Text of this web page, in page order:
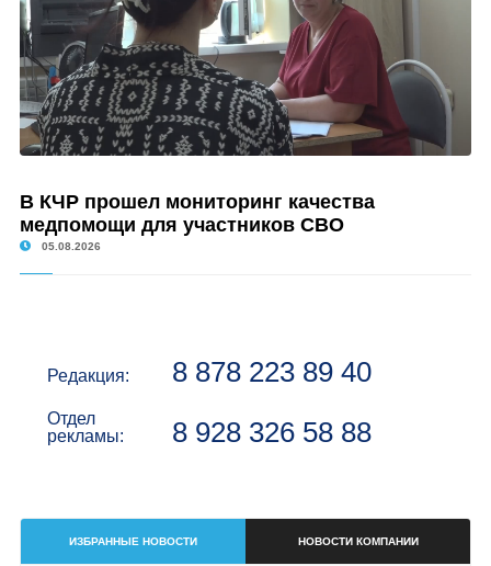
В КЧР прошел мониторинг качества
медпомощи для участников СВО
05.08.2026
Редакция: 8 878 223 89 40
Отдел
рекламы:
8 928 326 58 88
ИЗБРАННЫЕ НОВОСТИ НОВОСТИ КОМПАНИИ